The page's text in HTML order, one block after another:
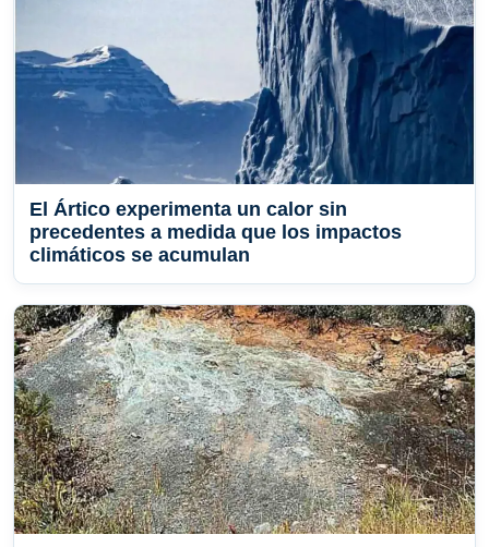
El Ártico experimenta un calor sin
precedentes a medida que los impactos
climáticos se acumulan